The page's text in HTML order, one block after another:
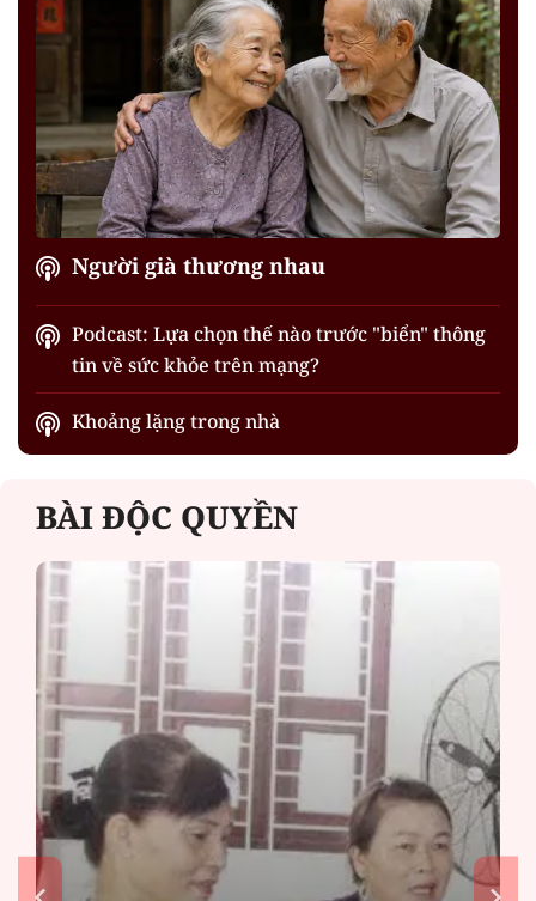
Người già thương nhau
Podcast: Lựa chọn thế nào trước "biển" thông
tin về sức khỏe trên mạng?
Khoảng lặng trong nhà
BÀI ĐỘC QUYỀN